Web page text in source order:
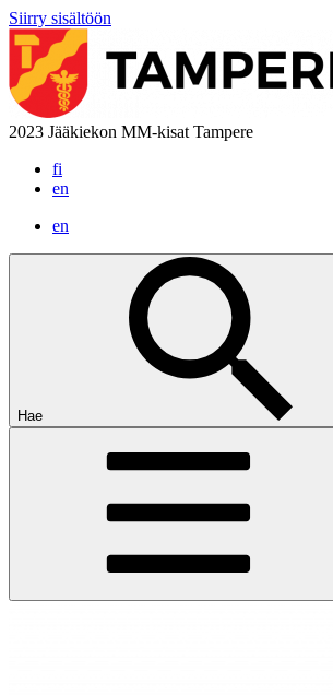
Siirry sisältöön
2023 Jääkiekon MM-kisat Tampere
fi
en
en
Hae